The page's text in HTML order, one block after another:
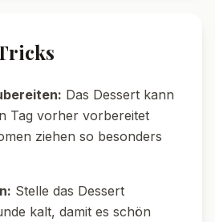
Das Dessert kann
Tag vorher vorbereitet
ziehen so besonders
Stelle das Dessert
kalt, damit es schön